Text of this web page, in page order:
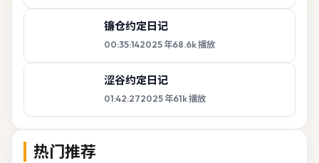
镰仓约定日记
00:35:142025 年68.6k播放
涩谷约定日记
01:42:272025 年61k播放
热门推荐